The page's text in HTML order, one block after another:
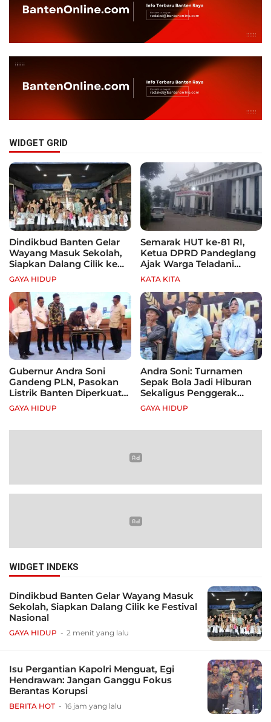
WIDGET GRID
Dindikbud Banten Gelar
Wayang Masuk Sekolah,
Siapkan Dalang Cilik ke
Festival Nasional
GAYA HIDUP
Semarak HUT ke-81 RI,
Ketua DPRD Pandeglang
Ajak Warga Teladani
Semangat Para Pahlawan
KATA KITA
Gubernur Andra Soni
Gandeng PLN, Pasokan
Listrik Banten Diperkuat
demi Genjot Investasi
GAYA HIDUP
Andra Soni: Turnamen
Sepak Bola Jadi Hiburan
Sekaligus Penggerak
Ekonomi Rakyat
GAYA HIDUP
WIDGET INDEKS
Dindikbud Banten Gelar Wayang Masuk
Sekolah, Siapkan Dalang Cilik ke Festival
Nasional
GAYA HIDUP 2 menit yang lalu
Isu Pergantian Kapolri Menguat, Egi
Hendrawan: Jangan Ganggu Fokus
Berantas Korupsi
BERITA HOT 16 jam yang lalu